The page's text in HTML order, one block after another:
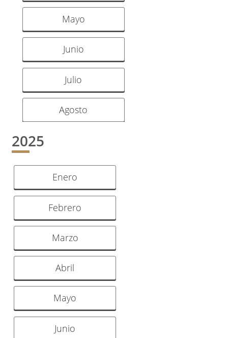
Mayo
Junio
Julio
Agosto
2025
Enero
Febrero
Marzo
Abril
Mayo
Junio